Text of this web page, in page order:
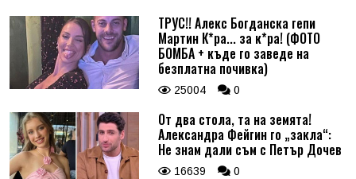
ТРУС!! Алекс Богданска гепи
Мартин К*ра... за к*ра! (ФОТО
БОМБА + къде го заведе на
безплатна почивка)
25004 0
От два стола, та на земята!
Александра Фейгин го „закла“:
Не знам дали съм с Петър Дочев
16639 0